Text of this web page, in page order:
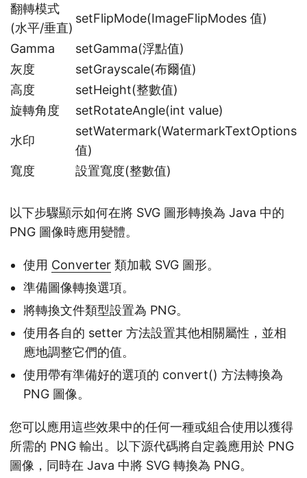
翻轉模式
(水平/垂直)
setFlipMode(ImageFlipModes 值)
Gamma
setGamma(浮點值)
灰度
setGrayscale(布爾值)
高度
setHeight(整數值)
旋轉角度
setRotateAngle(int value)
水印
setWatermark(WatermarkTextOptions
值)
寬度
設置寬度(整數值)
以下步驟顯示如何在將 SVG 圖形轉換為 Java 中的
PNG 圖像時應用變體。
使用 Converter 類加載 SVG 圖形。
準備圖像轉換選項。
將轉換文件類型設置為 PNG。
使用各自的 setter 方法設置其他相關屬性，並相
應地調整它們的值。
使用帶有準備好的選項的 convert() 方法轉換為
PNG 圖像。
您可以應用這些效果中的任何一種或組合使用以獲得
所需的 PNG 輸出。以下源代碼將自定義應用於 PNG
圖像，同時在 Java 中將 SVG 轉換為 PNG。